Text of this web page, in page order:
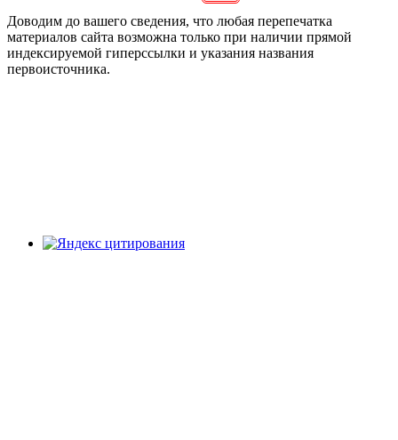
Доводим до вашего сведения, что любая перепечатка
материалов сайта возможна только при наличии прямой
индексируемой гиперссылки и указания названия
первоисточника.